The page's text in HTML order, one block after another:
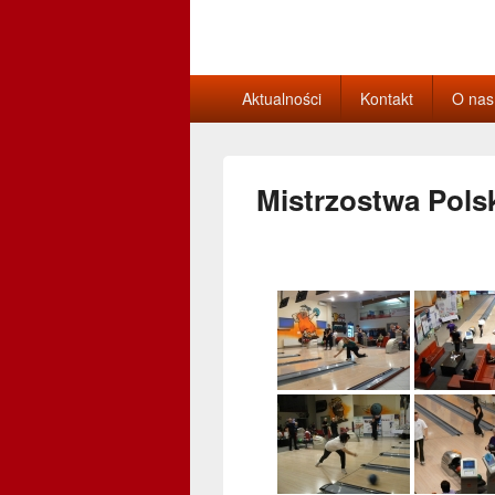
Główne
menu Aktualności Kontakt O nas
Mistrzostwa